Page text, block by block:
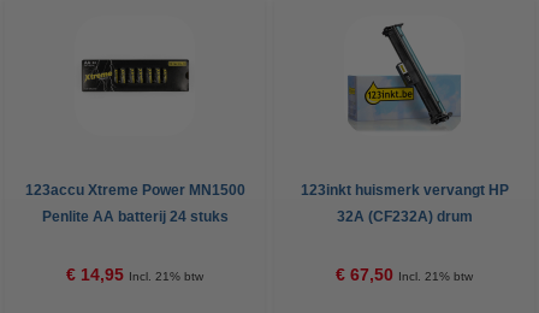
123accu Xtreme Power MN1500
Penlite AA batterij 24 stuks
€ 14,95 Incl. 21% btw
123inkt huismerk vervangt HP
32A (CF232A) drum
€ 67,50 Incl. 21% btw